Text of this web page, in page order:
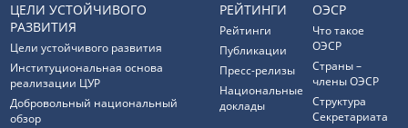
ЦЕЛИ УСТОЙЧИВОГО
РАЗВИТИЯ
Цели устойчивого развития
Институциональная основа
реализации ЦУР
Добровольный национальный
обзор
РЕЙТИНГИ
Рейтинги
Публикации
Пресс-релизы
Национальные
доклады
ОЭСР
Что такое
ОЭСР
Страны –
члены ОЭСР
Структура
Секретариата